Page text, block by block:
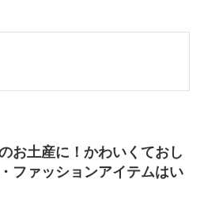
お土産に！かわいくておし
ファッションアイテムはい